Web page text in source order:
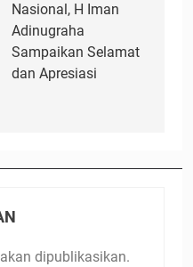
Nasional, H Iman
Adinugraha
Sampaikan Selamat
dan Apresiasi
dipublikasikan.